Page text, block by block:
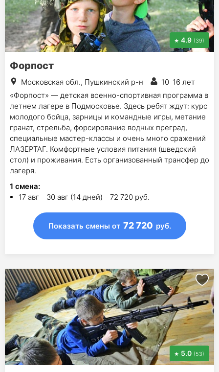
4.9 (39)
Форпост
Московская обл., Пушкинский р-н
10-16 лет
«Форпост» — детская военно-спортивная программа в
летнем лагере в Подмосковье. Здесь ребят ждут: курс
молодого бойца, зарницы и командные игры, метание
гранат, стрельба, форсирование водных преград,
специальные мастер-классы и очень много сражений
ЛАЗЕРТАГ. Комфортные условия питания (шведский
стол) и проживания. Есть организованный трансфер до
лагеря.
1 смена:
17 авг - 30 авг (14 дней) - 72 720 руб.
Показать смены от 72 720 руб.
5.0 (53)